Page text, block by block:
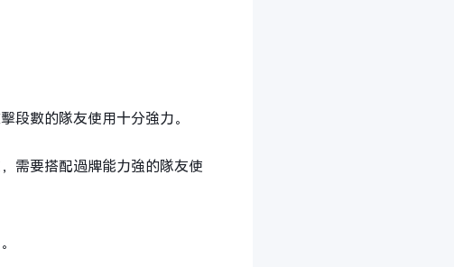
段數的隊友使用十分強力。
需要搭配過牌能力強的隊友使